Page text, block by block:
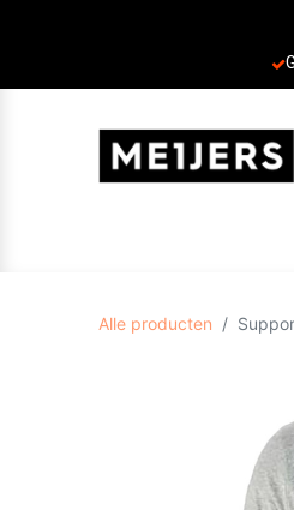
Alle producten